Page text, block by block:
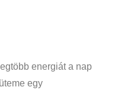
energiát a nap
egy